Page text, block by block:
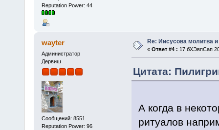
Reputation Power: 44
wayter
Администратор
Дервиш
Сообщений: 8551
Reputation Power: 96
Re: Иисусова молитва
« Ответ #4 : 17 бХЭвпСап
Цитата:
А когда в
ритуалов